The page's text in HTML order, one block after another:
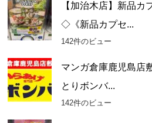
【加治木店】新品カ
◇《新品カプセ...
142件のビュー
マンガ倉庫鹿児島
とりボンバ...
142件のビュー